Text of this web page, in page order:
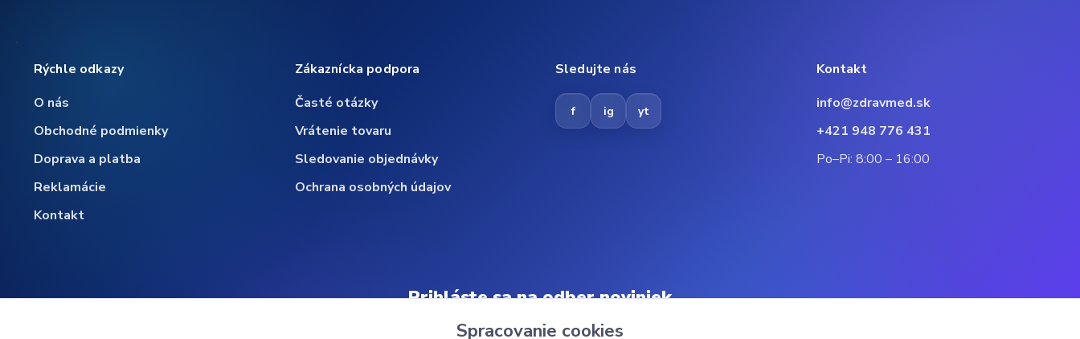
Rýchle odkazy
O nás
Obchodné podmienky
Doprava a platba
Reklamácie
Kontakt
Zákaznícka podpora
Časté otázky
Vrátenie tovaru
Sledovanie objednávky
Ochrana osobných údajov
Sledujte nás
f ig yt
Kontakt
info@zdravmed.sk
+421 948 776 431
Po–Pi: 8:00 – 16:00
Prihláste sa na odber noviniek
Spracovanie cookies